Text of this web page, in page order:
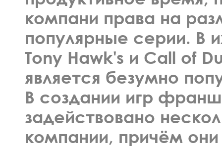
компани права на
популярные серии. В
Tony Hawk's и Call of
является безумно
В создании игр
задействовано
компании, причём они